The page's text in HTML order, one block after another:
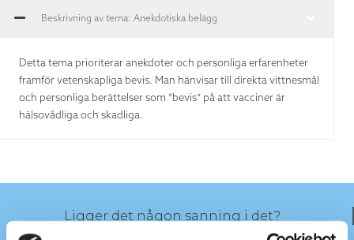
Beskrivning av tema: Anekdotiska belägg
Detta tema prioriterar anekdoter och personliga erfarenheter
framför vetenskapliga bevis. Man hänvisar till direkta vittnesmål
och personliga berättelser som ”bevis” på att vacciner är
hälsovådliga och skadliga.
Ligger det någon sanning i det?